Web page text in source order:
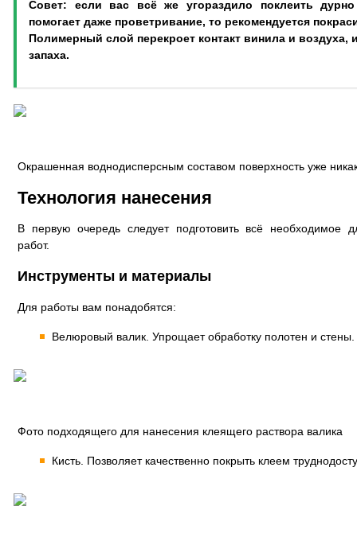
Совет: если вас всё же угораздило поклеить
помогает даже проветривание, то рекомендуется
Полимерный слой перекроет контакт винила и воздуха,
запаха.
Окрашенная воднодисперсным составом поверхность уже
Технология нанесения
В первую очередь следует подготовить всё необходимое
работ.
Инструменты и материалы
Для работы вам понадобятся:
Велюровый валик. Упрощает обработку полотен и стены.
Фото подходящего для нанесения клеящего раствора валика
Кисть. Позволяет качественно покрыть клеем